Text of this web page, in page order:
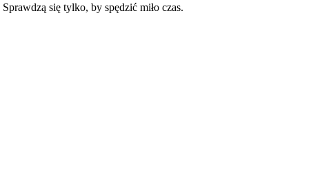
Sprawdzą się tylko, by spędzić miło czas.